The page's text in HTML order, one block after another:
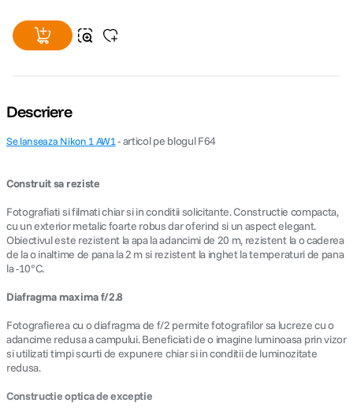
Descriere
Se lanseaza Nikon 1 AW1- articol pe blogul F64
Construit sa reziste
Fotografiati si filmati chiar si in conditii solicitante. Constructie compacta,
cu un exterior metalic foarte robus dar oferind si un aspect elegant.
Obiectivul este rezistent la apa la adancimi de 20 m, rezistent la o caderea
de la o inaltime de pana la 2 m si rezistent la inghet la temperaturi de pana
la -10°C.
Diafragma maxima f/2.8
Fotografierea cu o diafragma de f/2 permite fotografilor sa lucreze cu o
adancime redusa a campului. Beneficiati de o imagine luminoasa prin vizor
si utilizati timpi scurti de expunere chiar si in conditii de luminozitate
redusa.
Constructie optica de exceptie